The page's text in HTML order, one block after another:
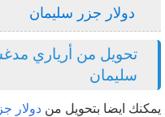
دولار جزر سليمان
تحويل من أرياري
سليمان
يمكنك ايضا بتحويل من دولار